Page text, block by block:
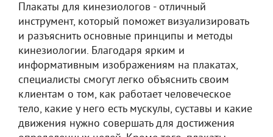
Плакаты для кинезиологов - отличный
инструмент, который поможет визуализировать
и разъяснить основные принципы и методы
кинезиологии. Благодаря ярким и
информативным изображениям на плакатах,
специалисты смогут легко объяснить своим
клиентам о том, как работает человеческое
тело, какие у него есть мускулы, суставы и какие
движения нужно совершать для достижения